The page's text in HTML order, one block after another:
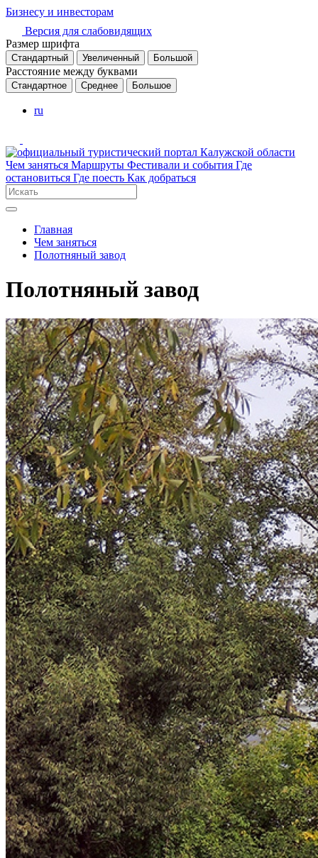
Бизнесу и инвесторам
Версия для слабовидящих
Размер шрифта
Стандартный Увеличенный Большой
Расстояние между буквами
Стандартное Среднее Большое
ru
Чем заняться Маршруты Фестивали и события Где
остановиться Где поесть Как добраться
Главная
Чем заняться
Полотняный завод
Полотняный завод